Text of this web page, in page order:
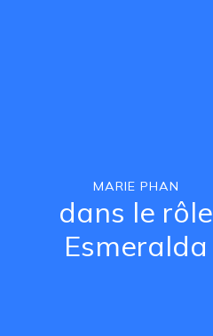
MARIE PHAN
dans le rôle
Esmeralda